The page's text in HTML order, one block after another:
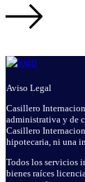
Aviso Legal
Casillero
administrativa y de
Casillero
hipotecaria, ni una
Todos los servicios
bienes raíces